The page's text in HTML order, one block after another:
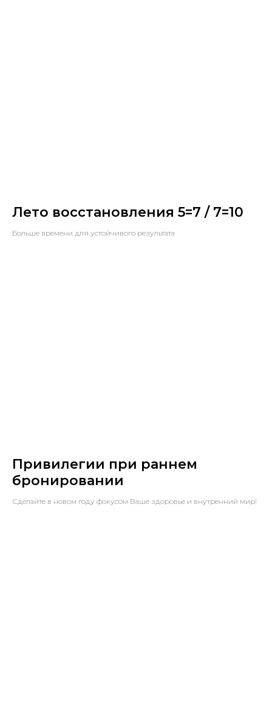
Лето восстановления 5=7 / 7=10
Больше времени для устойчивого результата
Привилегии при раннем
бронировании
Сделайте в новом году фокусом Ваше здоровье и внутренний мир!